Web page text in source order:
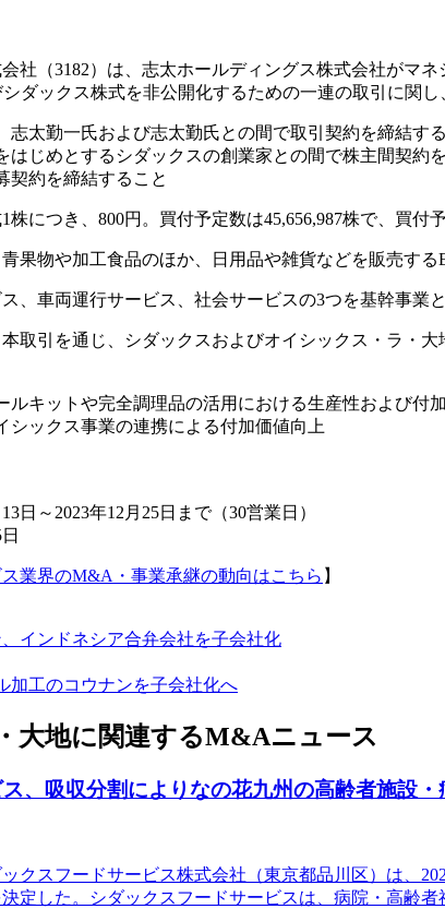
社（3182）は、志太ホールディングス株式会社がマ
ダックス株式を非公開化するための一連の取引に関し
志太勤一氏および志太勤氏との間で取引契約を締結す
はじめとするシダックスの創業家との間で株主間契約
契約を締結すること
につき、800円。買付予定数は45,656,987株で、買付
果物や加工食品のほか、日用品や雑貨などを販売する
、車両運行サービス、社会サービスの3つを基幹事業
取引を通じ、シダックスおよびオイシックス・ラ・
ルキットや完全調理品の活用における生産性および付
シックス事業の連携による付加価値向上
日～2023年12月25日まで（30営業日）
業界のM&A・事業承継の動向はこちら 】
インドネシア合弁会社を子会社化
加工のコウナンを子会社化へ
大地に関連するM&Aニュース
、吸収分割によりなの花九州の高齢者施設
クスフードサービス株式会社（東京都品川区）は、
定した。シダックスフードサービスは、病院・高齢